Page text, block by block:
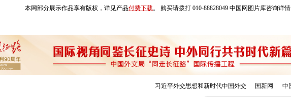
本网部分展示作品享有版权，详见产品付费下载。 购买请拨打 010-88828049 中国网图片库咨询详情